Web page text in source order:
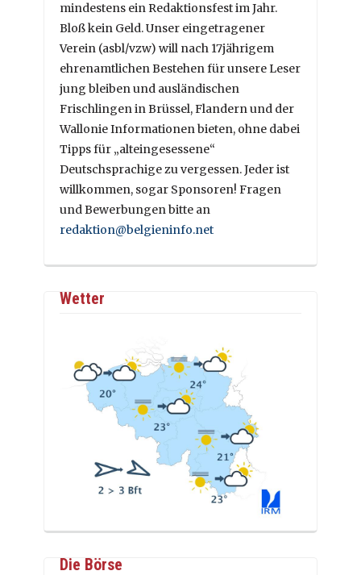
mindestens ein Redaktionsfest im Jahr.
Bloß kein Geld. Unser eingetragener
Verein (asbl/vzw) will nach 17jährigem
ehrenamtlichen Bestehen für unsere Leser
jung bleiben und ausländischen
Frischlingen in Brüssel, Flandern und der
Wallonie Informationen bieten, ohne dabei
Tipps für „alteingesessene“
Deutschsprachige zu vergessen. Jeder ist
willkommen, sogar Sponsoren! Fragen
und Bewerbungen bitte an
redaktion@belgieninfo.net
Wetter
Die Börse